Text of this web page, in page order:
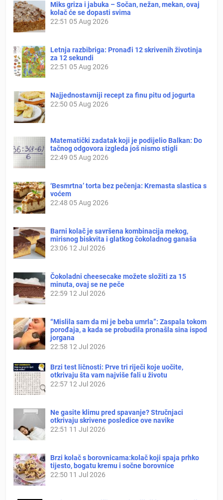
Miks griza i jabuka – Sočan, nežan, mekan, ovaj
kolač će se dopasti svima
22:51 05 Aug 2026
Letnja razbibriga: Pronađi 12 skrivenih životinja
za 12 sekundi
22:51 05 Aug 2026
Najjednostavniji recept za finu pitu od jogurta
22:50 05 Aug 2026
Matematički zadatak koji je podijelio Balkan: Do
tačnog odgovora izgleda još nismo stigli
22:49 05 Aug 2026
‘Besmrtna’ torta bez pečenja: Kremasta slastica s
voćem
22:48 05 Aug 2026
Barni kolač je savršena kombinacija mekog,
mirisnog biskvita i glatkog čokoladnog ganaša
23:06 12 Jul 2026
Čokoladni cheesecake možete složiti za 15
minuta, ovaj se ne peče
22:59 12 Jul 2026
“Mislila sam da mi je beba umrla”: Zaspala tokom
porođaja, a kada se probudila pronašla sina ispod
jorgana
22:58 12 Jul 2026
Brzi test ličnosti: Prve tri riječi koje uočite,
otkrivaju šta vam najviše fali u životu
22:57 12 Jul 2026
Ne gasite klimu pred spavanje? Stručnjaci
otkrivaju skrivene posledice ove navike
22:51 11 Jul 2026
Brzi kolač s borovnicama:kolač koji spaja prhko
tijesto, bogatu kremu i sočne borovnice
22:50 11 Jul 2026